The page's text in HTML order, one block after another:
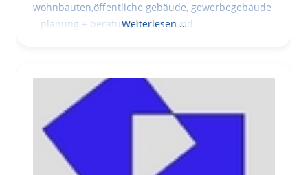
wohnbauten,öffentliche gebäude, gewerbegebäude
– planung + beratung bei an – und
Weiterlesen …